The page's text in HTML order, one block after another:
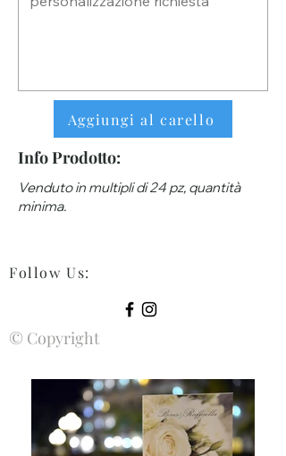
Aggiungi al carello
Info Prodotto:
Venduto in multipli di 24 pz, quantità
minima.
Follow Us:
© Copyright